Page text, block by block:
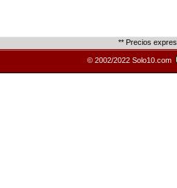
** Precios
© 2002/2022 Solo10.com